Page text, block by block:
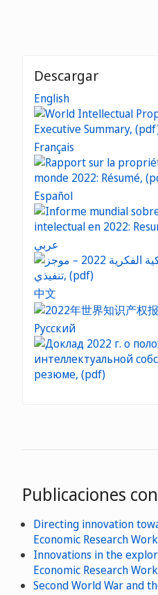
Descargar
English
Français
Español
عربي
中文
Русский
Publicaciones
Directing innovation
Economic Research
Innovations in the
Economic Research
Second World War and